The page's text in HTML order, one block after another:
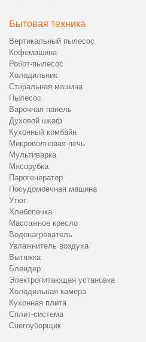
Бытовая техника
Вертикальный пылесос
Кофемашина
Робот-пылесос
Холодильник
Стиральная машина
Пылесос
Варочная панель
Духовой шкаф
Кухонный комбайн
Микроволновая печь
Мультиварка
Мясорубка
Парогенератор
Посудомоечная машина
Утюг
Хлебопечка
Массажное кресло
Водонагреватель
Увлажнитель воздуха
Вытяжка
Блендер
Электропитающая установка
Холодильная камера
Кухонная плита
Сплит-система
Снегоуборщик